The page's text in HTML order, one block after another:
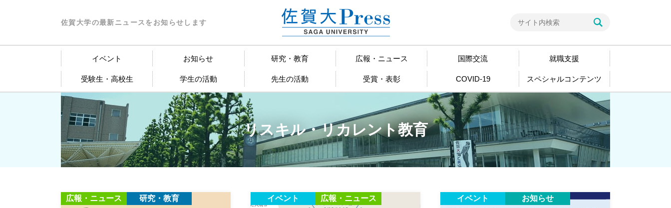
佐賀大学の最新ニュースをお知らせします
イベント お知らせ 研究・教育 広報・ニュース 国際交流 就職支援
受験生・高校生 学生の活動 先生の活動 受賞・表彰 COVID-19 スペシャルコンテンツ
リスキル・リカレント教育
広報・ニュース 研究・教育 イベント 広報・ニュース イベント お知らせ